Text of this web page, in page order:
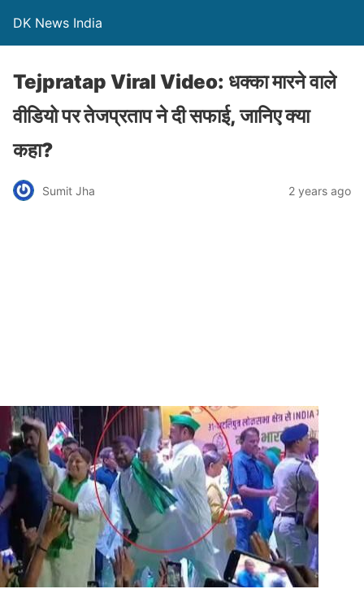
DK News India
Tejpratap Viral Video: धक्का मारने वाले
वीडियो पर तेजप्रताप ने दी सफाई, जानिए क्या
कहा?
Sumit Jha 2 years ago